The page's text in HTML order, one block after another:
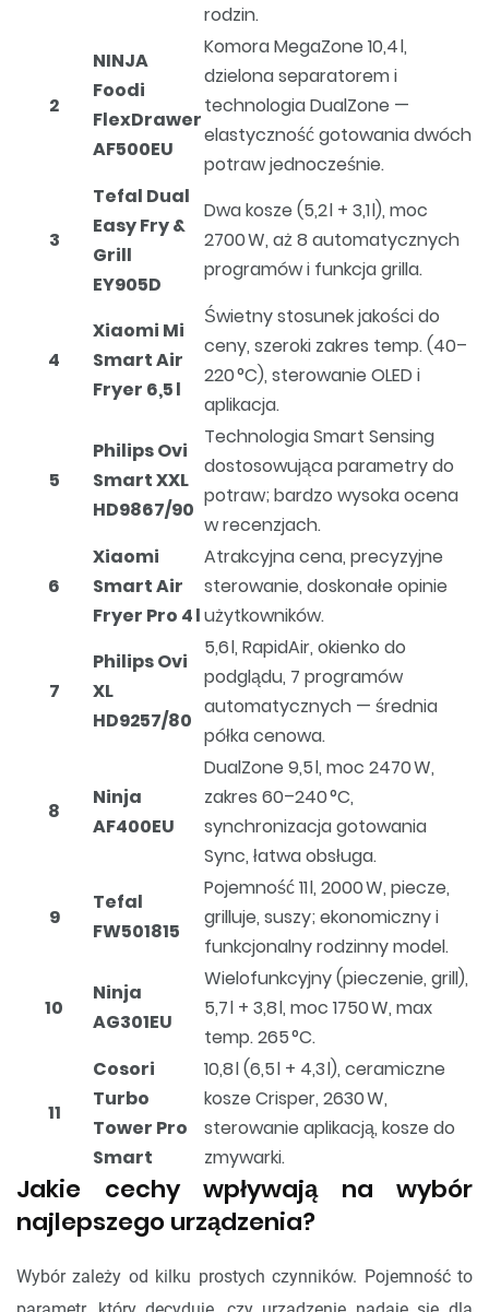
rodzin.
2
NINJA
Foodi
FlexDrawer
AF500EU
Komora MegaZone 10,4 l,
dzielona separatorem i
technologia DualZone —
elastyczność gotowania dwóch
potraw jednocześnie.
3
Tefal Dual
Easy Fry &
Grill
EY905D
Dwa kosze (5,2 l + 3,1 l), moc
2700 W, aż 8 automatycznych
programów i funkcja grilla.
4
Xiaomi Mi
Smart Air
Fryer 6,5 l
Świetny stosunek jakości do
ceny, szeroki zakres temp. (40–
220 °C), sterowanie OLED i
aplikacja.
5
Philips Ovi
Smart XXL
HD9867/90
Technologia Smart Sensing
dostosowująca parametry do
potraw; bardzo wysoka ocena
w recenzjach.
6
Xiaomi
Smart Air
Fryer Pro 4 l
Atrakcyjna cena, precyzyjne
sterowanie, doskonałe opinie
użytkowników.
7
Philips Ovi
XL
HD9257/80
5,6 l, RapidAir, okienko do
podglądu, 7 programów
automatycznych — średnia
półka cenowa.
8
Ninja
AF400EU
DualZone 9,5 l, moc 2470 W,
zakres 60–240 °C,
synchronizacja gotowania
Sync, łatwa obsługa.
9
Tefal
FW501815
Pojemność 11 l, 2000 W, piecze,
grilluje, suszy; ekonomiczny i
funkcjonalny rodzinny model.
10
Ninja
AG301EU
Wielofunkcyjny (pieczenie, grill),
5,7 l + 3,8 l, moc 1750 W, max
temp. 265 °C.
11
Cosori
Turbo
Tower Pro
Smart
10,8 l (6,5 l + 4,3 l), ceramiczne
kosze Crisper, 2630 W,
sterowanie aplikacją, kosze do
zmywarki.
Jakie cechy wpływają na wybór
najlepszego urządzenia?
Wybór zależy od kilku prostych czynników. Pojemność to